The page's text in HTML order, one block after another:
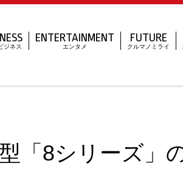
ジネス
ENTERTAINMENT
エンタメ
FUTURE
クルマノミライ
「8シリーズ」